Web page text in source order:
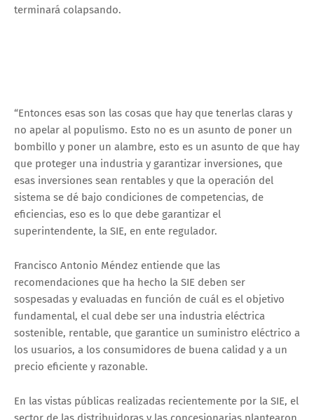
terminará colapsando.
“Entonces esas son las cosas que hay que tenerlas claras y
no apelar al populismo. Esto no es un asunto de poner un
bombillo y poner un alambre, esto es un asunto de que hay
que proteger una industria y garantizar inversiones, que
esas inversiones sean rentables y que la operación del
sistema se dé bajo condiciones de competencias, de
eficiencias, eso es lo que debe garantizar el
superintendente, la SIE, en ente regulador.
Francisco Antonio Méndez entiende que las
recomendaciones que ha hecho la SIE deben ser
sospesadas y evaluadas en función de cuál es el objetivo
fundamental, el cual debe ser una industria eléctrica
sostenible, rentable, que garantice un suministro eléctrico a
los usuarios, a los consumidores de buena calidad y a un
precio eficiente y razonable.
En las vistas públicas realizadas recientemente por la SIE, el